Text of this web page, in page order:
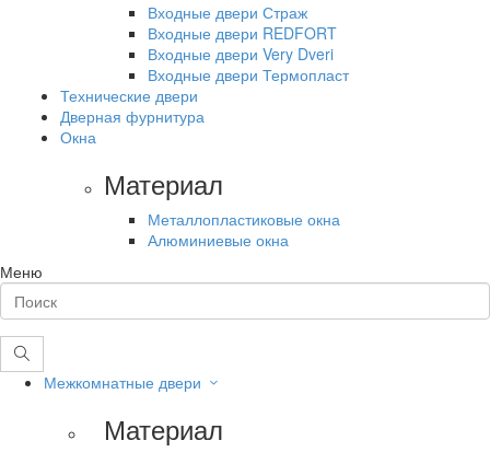
Входные двери Страж
Входные двери REDFORT
Входные двери Very Dveri
Входные двери Термопласт
Технические двери
Дверная фурнитура
Окна
Материал
Металлопластиковые окна
Алюминиевые окна
Меню
Межкомнатные двери
Материал